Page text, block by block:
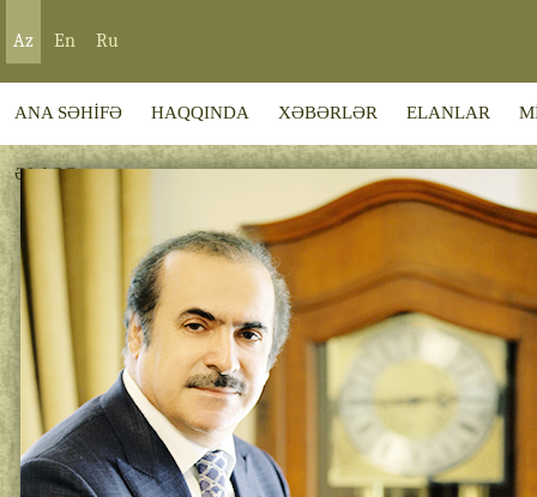
Az En Ru
ANA SƏHİFƏ HAQQINDA XƏBƏRLƏR ELANLAR
ƏLAQƏ